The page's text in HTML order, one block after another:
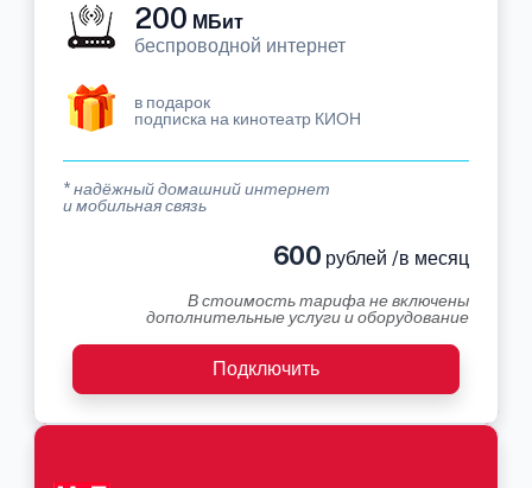
200 МБит
беспроводной интернет
в подарок
подписка на кинотеатр КИОН
* надёжный домашний интернет
и мобильная связь
600 рублей /в месяц
В стоимость тарифа не включены
дополнительные услуги и оборудование
Подключить